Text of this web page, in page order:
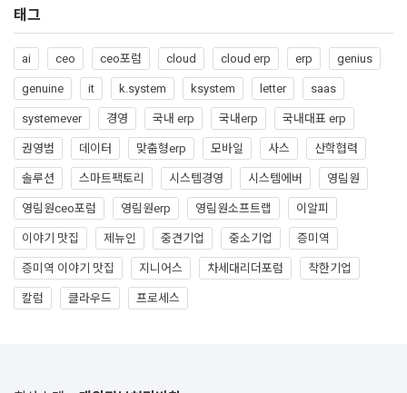
태그
ai ceo ceo포럼 cloud cloud erp erp
genius
genuine
it k.system ksystem letter
saas
systemever
경영 국내 erp 국내erp
국내대표 erp
권영범
데이터 맞춤형erp 모바일 사스
산학협력
솔루션
스마트팩토리 시스템경영 시스템에버
영림원
영림원ceo포럼
영림원erp 영림원소프트랩
이알피
이야기 맛집
제뉴인 중견기업 중소기업
증미역
증미역 이야기 맛집
지니어스 차세대리더포럼
착한기업
칼럼
클라우드 프로세스